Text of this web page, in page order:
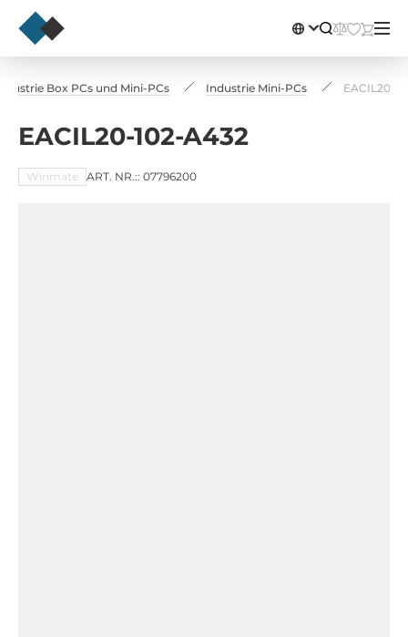
Box PCs und Mini-PCs Industrie Mini-PCs EACIL20-
EACIL20-102-A432
Winmate ART. NR.:: 07796200